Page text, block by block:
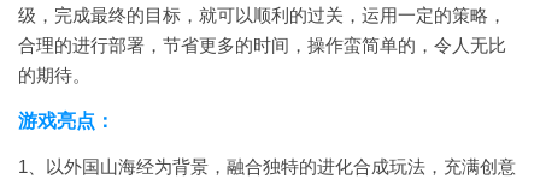
级，完成最终的目标，就可以顺利的过关，运用一定的策略，
合理的进行部署，节省更多的时间，操作蛮简单的，令人无比
的期待。
游戏亮点：
1、以外国山海经为背景，融合独特的进化合成玩法，充满创意